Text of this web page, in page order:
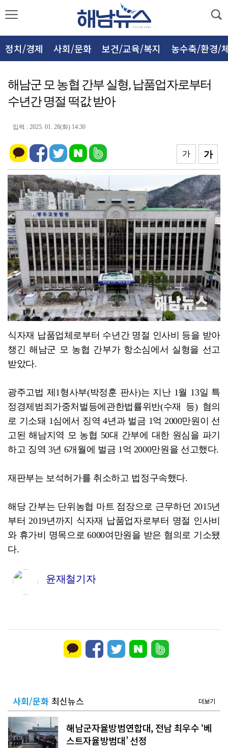
정치/경제 사회/문화 보건/교육/복지 농수축/환경/
해남군 모 농협 간부 실형, 납품업자로부터
수년간 명절 떡값 받아
입력 : 2025. 01. 28(화) 14:30
가
가
식자재 납품업체로부터 수년간 명절 인사비 등을 받아
챙긴 해남군 모 농협 간부가 항소심에서 실형을 선고
받았다.
광주고법 제1형사부(박정훈 판사)는 지난 1월 13일 특
정경제범죄가중처벌등에관한법률위반(수재 등) 혐의
로 기소돼 1심에서 징역 4년과 벌금 1억 2000만원이 선
고된 해남지역 모 농협 50대 간부에 대한 원심을 파기
하고 징역 3년 6개월에 벌금 1억 2000만원을 선고했다.
재판부는 보석허가를 취소하고 법정구속했다.
해당 간부는 단위농협 마트 점장으로 근무하던 2015년
부터 2019년까지 식자재 납품업자로부터 명절 인사비
와 휴가비 명목으로 6000여만원을 받은 혐의로 기소됐
다.
윤재철기자
사회/문화 최신뉴스 더보기
해남군자율방범연합대, 전남 최우수 ‘베
스트자율방범대’ 선정